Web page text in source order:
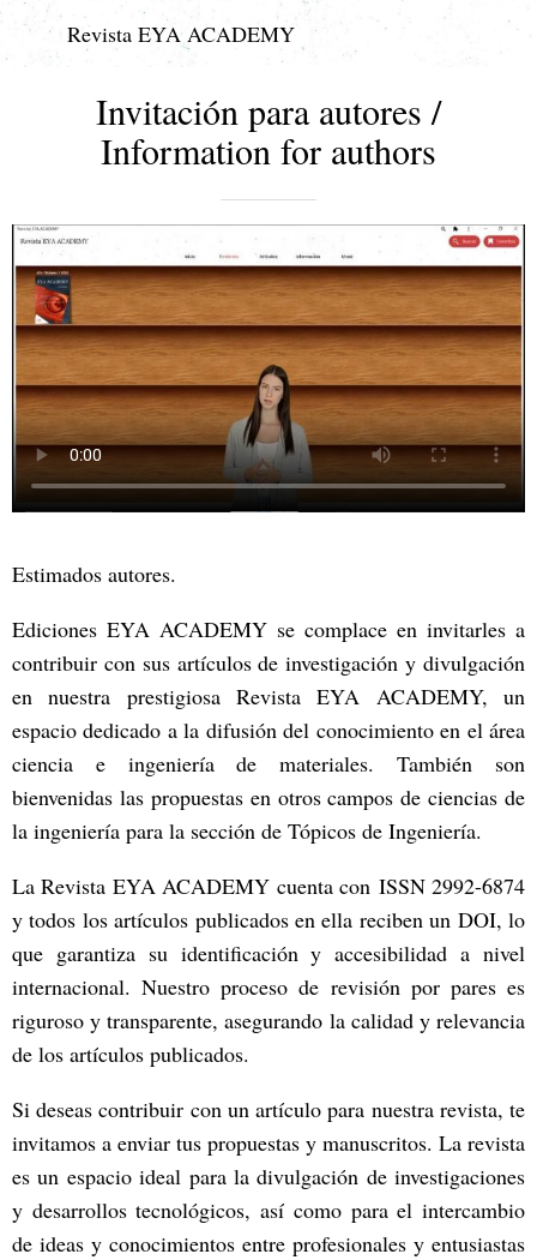
Revista EYA ACADEMY
Invitación para autores /
Information for authors
Estimados autores.
Ediciones EYA ACADEMY se complace en invitarles a
contribuir con sus artículos de investigación y divulgación
en nuestra prestigiosa Revista EYA ACADEMY, un
espacio dedicado a la difusión del conocimiento en el área
ciencia e ingeniería de materiales. También son
bienvenidas las propuestas en otros campos de ciencias de
la ingeniería para la sección de Tópicos de Ingeniería.
La Revista EYA ACADEMY cuenta con ISSN 2992-6874
y todos los artículos publicados en ella reciben un DOI, lo
que garantiza su identificación y accesibilidad a nivel
internacional. Nuestro proceso de revisión por pares es
riguroso y transparente, asegurando la calidad y relevancia
de los artículos publicados.
Si deseas contribuir con un artículo para nuestra revista, te
invitamos a enviar tus propuestas y manuscritos. La revista
es un espacio ideal para la divulgación de investigaciones
y desarrollos tecnológicos, así como para el intercambio
de ideas y conocimientos entre profesionales y entusiastas